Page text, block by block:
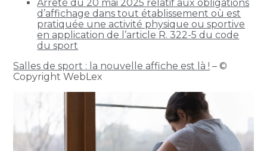
Arrêté du 20 mai 2025 relatif aux obligations
d’affichage dans tout établissement où est
pratiquée une activité physique ou sportive
en application de l’article R. 322-5 du code
du sport
Salles de sport : la nouvelle affiche est là ! – ©
Copyright WebLex